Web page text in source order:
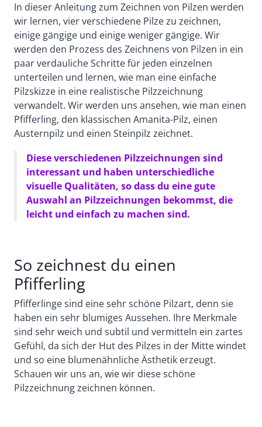
In dieser Anleitung zum Zeichnen von Pilzen werden
wir lernen, vier verschiedene Pilze zu zeichnen,
einige gängige und einige weniger gängige. Wir
werden den Prozess des Zeichnens von Pilzen in ein
paar verdauliche Schritte für jeden einzelnen
unterteilen und lernen, wie man eine einfache
Pilzskizze in eine realistische Pilzzeichnung
verwandelt. Wir werden uns ansehen, wie man einen
Pfifferling, den klassischen Amanita-Pilz, einen
Austernpilz und einen Steinpilz zeichnet.
Diese verschiedenen Pilzzeichnungen sind
interessant und haben unterschiedliche
visuelle Qualitäten, so dass du eine gute
Auswahl an Pilzzeichnungen bekommst, die
leicht und einfach zu machen sind.
So zeichnest du einen
Pfifferling
Pfifferlinge sind eine sehr schöne Pilzart, denn sie
haben ein sehr blumiges Aussehen. Ihre Merkmale
sind sehr weich und subtil und vermitteln ein zartes
Gefühl, da sich der Hut des Pilzes in der Mitte windet
und so eine blumenähnliche Ästhetik erzeugt.
Schauen wir uns an, wie wir diese schöne
Pilzzeichnung zeichnen können.